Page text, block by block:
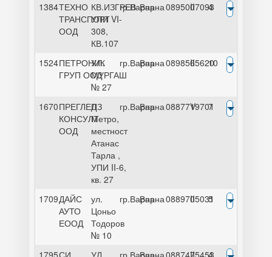
1384ТЕХНО
ТРАНСПОРТ
ООД
КВ.ИЗГРЕВ
УПИ VI-
308,
КВ.107
гр.Варна
Варна0895007093
II 4
1524ПЕТРОНИК
ГРУП ООД
УЛ.
МУРГАШ
№ 27
гр.Варна
Варна0898565620
II 10
1670ПРЕГЛЕД
КОНСУЛТ
ООД
ПЗ
Метро,
местност
Атанас
Тарла ,
УПИ II-6,
кв. 27
гр.Варна
Варна0887719701
V 7
1709ДАЙС
АУТО
ЕООД
ул.
Цоньо
Тодоров
№ 10
гр.Варна
Варна0889705031
II 5